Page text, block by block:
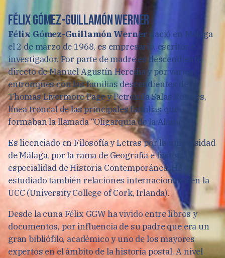
Félix Gómez-Guillamón Werner
Félix Gómez-Guillamón Wernernació en Málaga
el 2 de marzo de 1968, es empresario, escritor e
investigador. Por parte de madre es descendiente
directo de Manuel Agustín Heredia y por varios
entronques con las familias descendientes de
Thomas Livermore Page y Petronila Salas Rosales,
línea troncal de las principales familias que
formaban la llamada “Oligarquía de la Alameda”.
Es licenciado en Filosofía y Letras por la universidad
de Málaga, por la rama de Geografía e historia y
especialidad de Historia Contemporánea. Ha
estudiado también relaciones internacionales en la
UCC (University College of Cork, Irlanda).
Desde la cuna Félix GGW ha vivido entre libros y
documentos, por influencia de su padre que era un
gran bibliófilo, académico y uno de los mayores
expertos en el ámbito de la historia postal. A nivel